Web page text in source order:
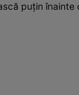
puțin înainte